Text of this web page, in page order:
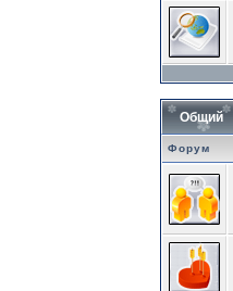
Общий
Форум